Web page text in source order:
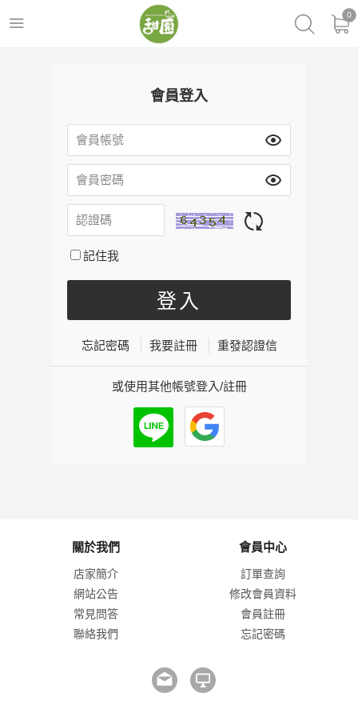
0
會員登入
記住我
忘記密碼 我要註冊 重發認證信
或使用其他帳號登入/註冊
關於我們
店家簡介
網站公告
常見問答
聯絡我們
會員中心
訂單查詢
修改會員資料
會員註冊
忘記密碼